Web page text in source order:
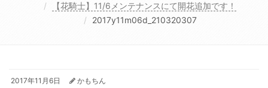
【花騎士】11/6メンテナンスにて開花追加です！
2017y11m06d_210320307
2017年11月6日 かもちん